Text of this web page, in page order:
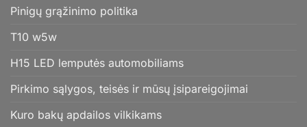
Pinigų grąžinimo politika
T10 w5w
H15 LED lemputės automobiliams
Pirkimo sąlygos, teisės ir mūsų įsipareigojimai
Kuro bakų apdailos vilkikams